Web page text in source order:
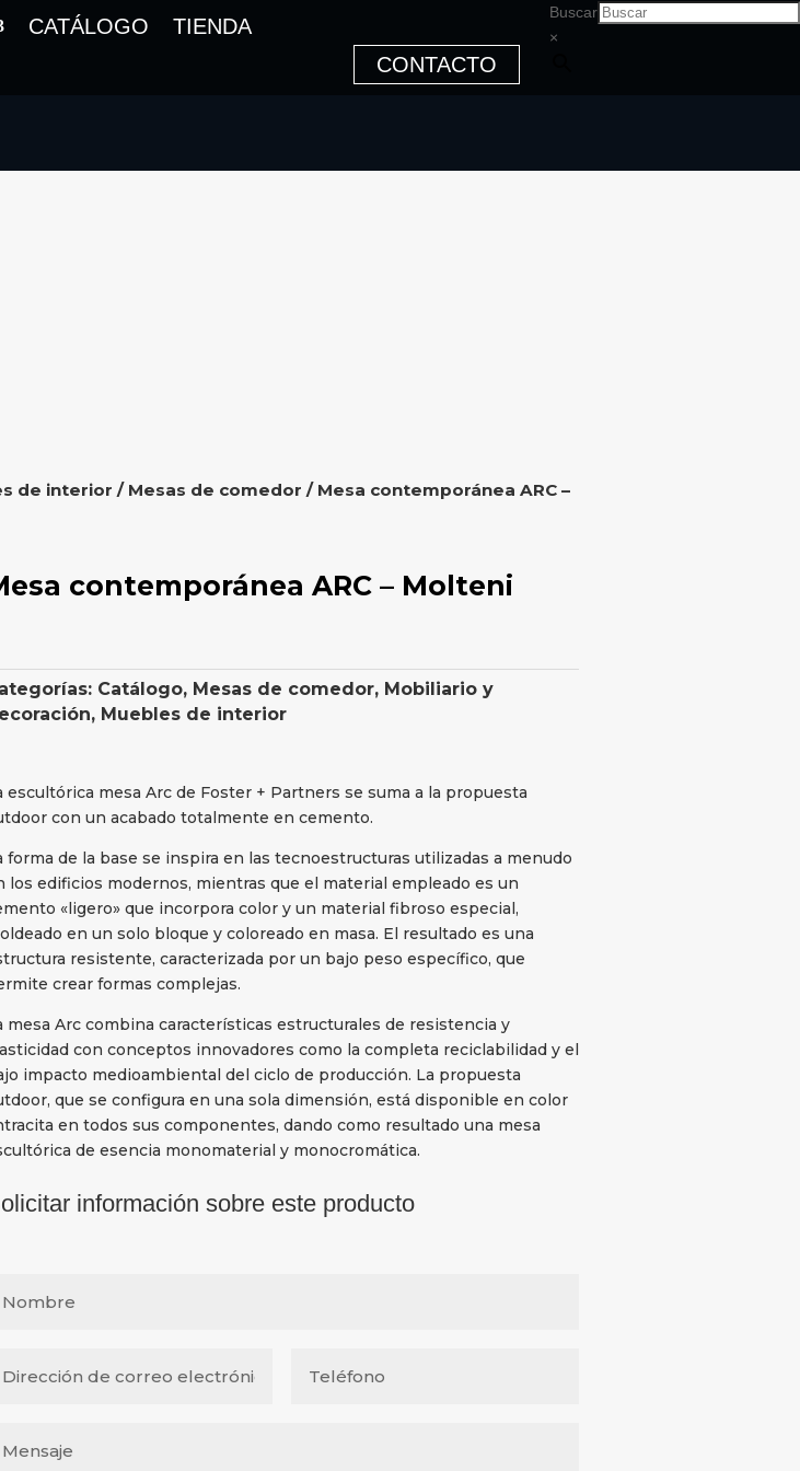
CATÁLOGO
TIENDA
CONTACTO
Buscar
×
de interior / Mesas de comedor / Mesa contemporánea ARC –
contemporánea ARC – Molteni
Catálogo, Mesas de comedor, Mobiliario y
, Muebles de interior
escultórica mesa Arc de Foster + Partners se suma a la propuesta
con un acabado totalmente en cemento.
forma de la base se inspira en las tecnoestructuras utilizadas a menudo
los edificios modernos, mientras que el material empleado es un
«ligero» que incorpora color y un material fibroso especial,
en un solo bloque y coloreado en masa. El resultado es una
resistente, caracterizada por un bajo peso específico, que
crear formas complejas.
mesa Arc combina características estructurales de resistencia y
con conceptos innovadores como la completa reciclabilidad y el
impacto medioambiental del ciclo de producción. La propuesta
que se configura en una sola dimensión, está disponible en color
en todos sus componentes, dando como resultado una mesa
de esencia monomaterial y monocromática.
información sobre este producto